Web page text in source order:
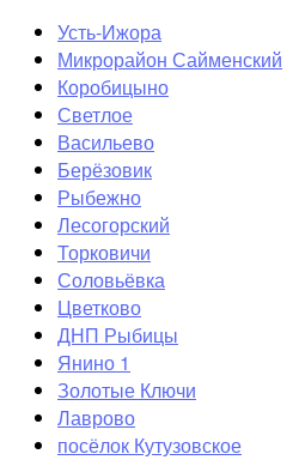
Усть-Ижора
Микрорайон Сайменский
Коробицыно
Светлое
Васильево
Берёзовик
Рыбежно
Лесогорский
Торковичи
Соловьёвка
Цветково
ДНП Рыбицы
Янино 1
Золотые Ключи
Лаврово
посёлок Кутузовское